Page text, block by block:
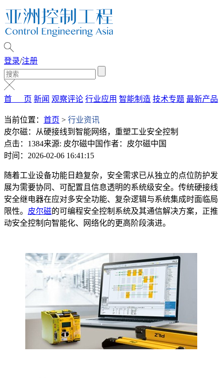
登录/注册
首 页 新闻 观察评论 行业应用 智能制造 技术专题 最新产品
当前位置： 首页 > 行业资讯
皮尔磁：从硬接线到智能网络，重塑工业安全控制
点击：1384来源: 皮尔磁中国作者：皮尔磁中国
时间：2026-02-06 16:41:15
随着工业设备功能日趋复杂，安全需求已从独立的点位防护发
展为需要协同、可配置且信息透明的系统级安全。传统硬接线
安全继电器在应对多安全功能、复杂逻辑与系统集成时面临局
限性。 皮尔磁的可编程安全控制系统及其通信解决方案，正推
动安全控制向智能化、网络化的更高阶段演进。